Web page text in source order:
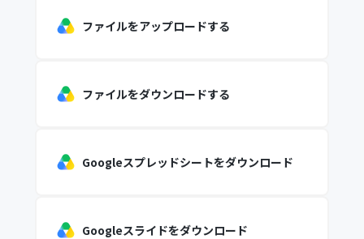
ファイルをアップロードする
ファイルをダウンロードする
Googleスプレッドシートをダウンロード
Googleスライドをダウンロード